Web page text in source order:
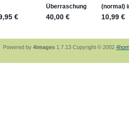
geschrieben am: 28. 4.
So habe ich das in Erinnerung ... oder?
jan-lukas:geschrieben am: 28. 4. 2026 -
Powered by 4images 1.7.13 Copyright © 2002